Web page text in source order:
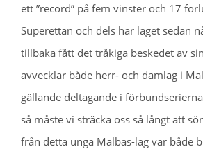
ett ”record” på fem vinster och 17
Superettan och dels har laget sedan
tillbaka fått det tråkiga beskedet av
avvecklar både herr- och damlag i
gällande deltagande i
så måste vi sträcka oss så långt att
från detta unga Malbas-lag var både